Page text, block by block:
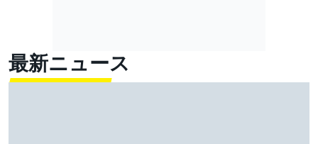
最新ニュース